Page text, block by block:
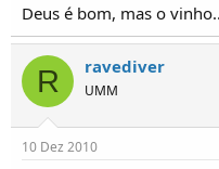
Deus é bom, mas o
R ravediver
UMM
10 Dez 2010